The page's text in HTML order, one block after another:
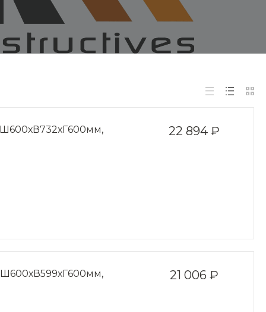
22 894 ₽
Ш600хВ732хГ600мм,
21 006 ₽
Ш600хВ599хГ600мм,